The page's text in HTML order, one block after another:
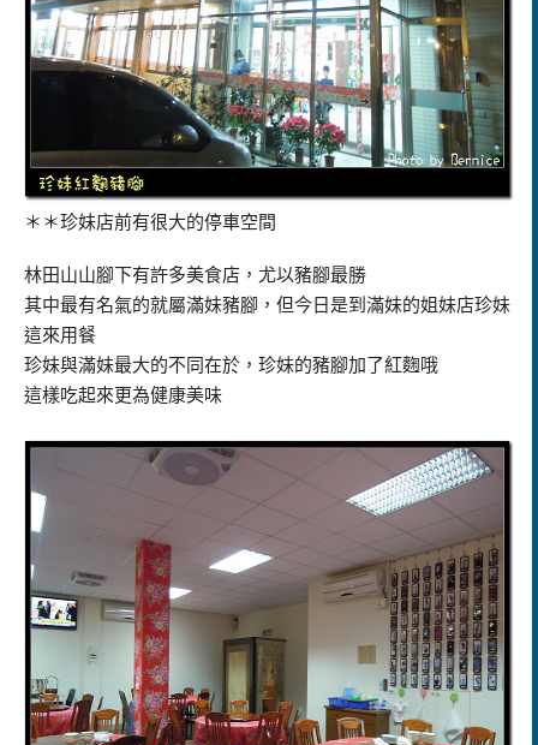
＊＊珍妹店前有很大的停車空間
林田山山腳下有許多美食店，尤以豬腳最勝
其中最有名氣的就屬滿妹豬腳，但今日是到滿妹的姐妹店珍妹
這來用餐
珍妹與滿妹最大的不同在於，珍妹的豬腳加了紅麴哦
這樣吃起來更為健康美味